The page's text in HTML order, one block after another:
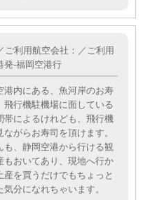
ご利用航空会社：／ご利用
発-福岡空港行
港内にある、魚河岸のお寿
飛行機駐機場に面している
帯によるけれども、飛行機
がらお寿司を頂けます。
も、静岡空港から行ける観
もおいてあり、現地へ行か
産を買うだけでもちょっと
気分になれちゃいます。